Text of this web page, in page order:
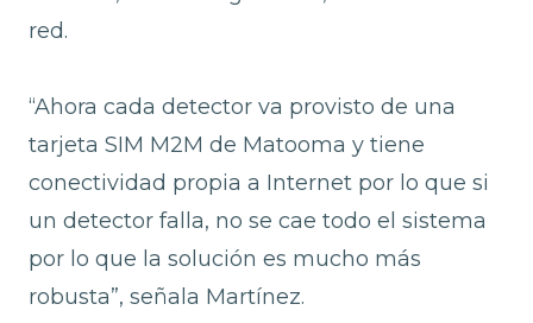
red.
“Ahora cada detector va provisto de una
tarjeta SIM M2M de Matooma y tiene
conectividad propia a Internet por lo que si
un detector falla, no se cae todo el sistema
por lo que la solución es mucho más
robusta”, señala Martínez.